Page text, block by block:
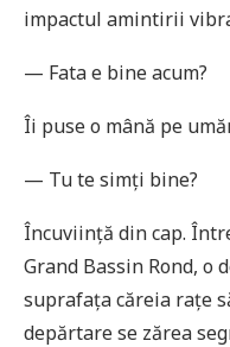
impactul amintirii
— Fata e bine acum?
Îi puse o mână pe
— Tu te simți bine?
Încuviință din cap.
Grand Bassin Rond, o
suprafața căreia rațe
depărtare se zărea